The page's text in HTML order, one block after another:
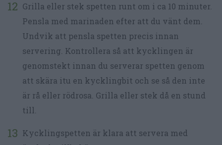
Grilla eller stek spetten runt om i ca 10 minuter.
Pensla med marinaden efter att du vänt dem.
Undvik att pensla spetten precis innan
servering. Kontrollera så att kycklingen är
genomstekt innan du serverar spetten genom
att skära itu en kycklingbit och se så den inte
är rå eller rödrosa. Grilla eller stek då en stund
till.
Kycklingspetten är klara att servera med